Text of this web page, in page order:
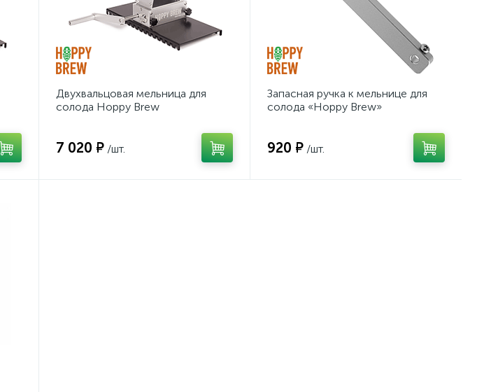
Двухвальцовая мельница для
солода Hoppy Brew
7 020 ₽ /шт.
Запасная ручка к мельнице для
солода «Hoppy Brew»
920 ₽ /шт.